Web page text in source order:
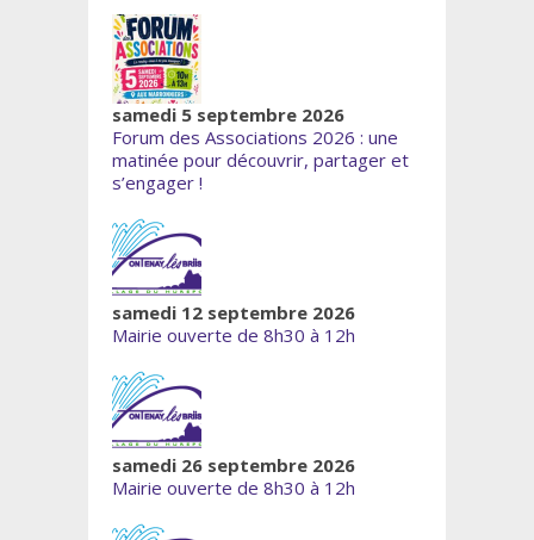
samedi 5 septembre 2026
Forum des Associations 2026 : une
matinée pour découvrir, partager et
s’engager !
samedi 12 septembre 2026
Mairie ouverte de 8h30 à 12h
samedi 26 septembre 2026
Mairie ouverte de 8h30 à 12h